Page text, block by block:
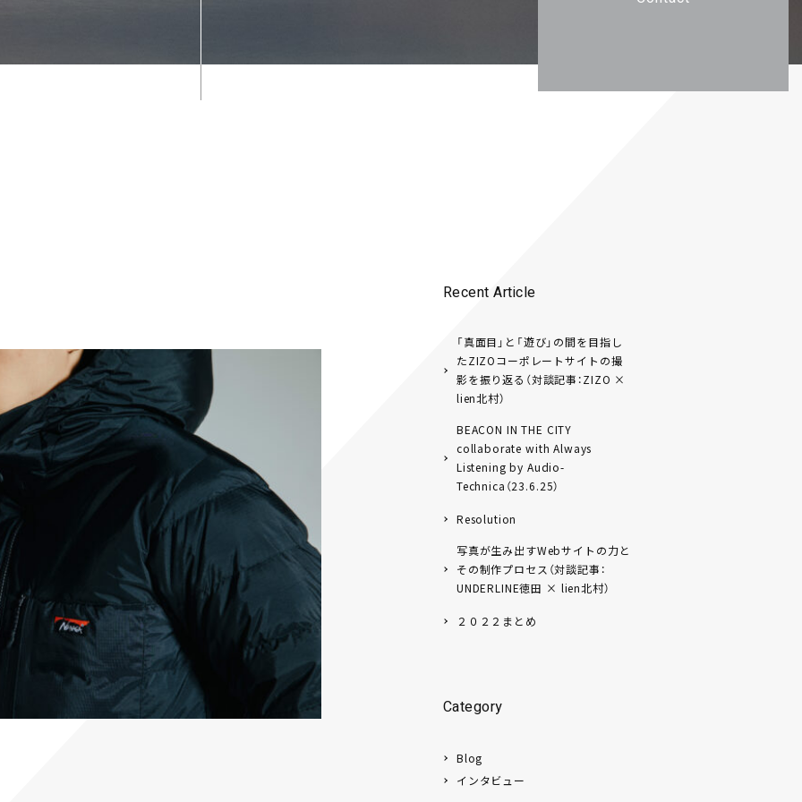
Recent Article
「真面目」と「遊び」の間を目指し
たZIZOコーポレートサイトの撮
影を振り返る（対談記事：ZIZO ×
lien北村）
BEACON IN THE CITY
collaborate with Always
Listening by Audio-
Technica（23.6.25）
Resolution
写真が生み出すWebサイトの力と
その制作プロセス（対談記事：
UNDERLINE徳田 × lien北村）
２０２２まとめ
Category
Blog
インタビュー